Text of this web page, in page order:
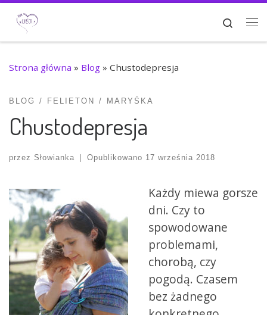
Przejdź do treści
Search
Strona główna » Blog » Chustodepresja
BLOG FELIETON MARYŚKA
Chustodepresja
przez Słowianka Opublikowano 17 września 2018
Każdy miewa gorsze
dni. Czy to
spowodowane
problemami,
chorobą, czy
pogodą. Czasem
bez żadnego